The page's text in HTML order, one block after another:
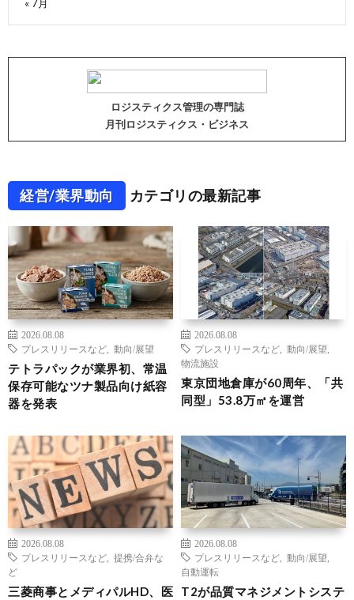
« 7月
ロジスティクス管理の専門誌
月刊ロジスティクス・ビジネス
経営/業界動向 カテゴリの最新記事
2026.08.08
プレスリリースなど
動向/展望
テトラパックが業界初、常温
保存可能なツナ製品向け紙容
器を発表
2026.08.08
プレスリリースなど
動向/展望
物流施設
東京団地倉庫が60周年、「共
同型」53.8万㎡を運営
2026.08.08
プレスリリースなど
提携/合弁な
ど
三菱商事とメディパルHD、医
2026.08.08
プレスリリースなど
動向/展望
自動運転
T2が品質マネジメントシステ